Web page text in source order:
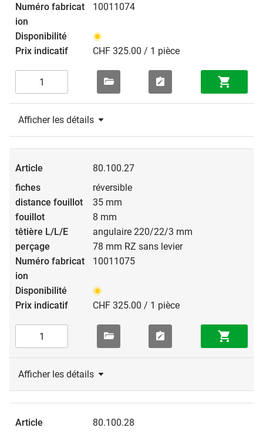
10011074
CHF 325.00 / 1 pièce
Afficher les détails
80.100.27
réversible
35 mm
8 mm
angulaire 220/22/3 mm
78 mm RZ sans levier
10011075
CHF 325.00 / 1 pièce
Afficher les détails
80.100.28